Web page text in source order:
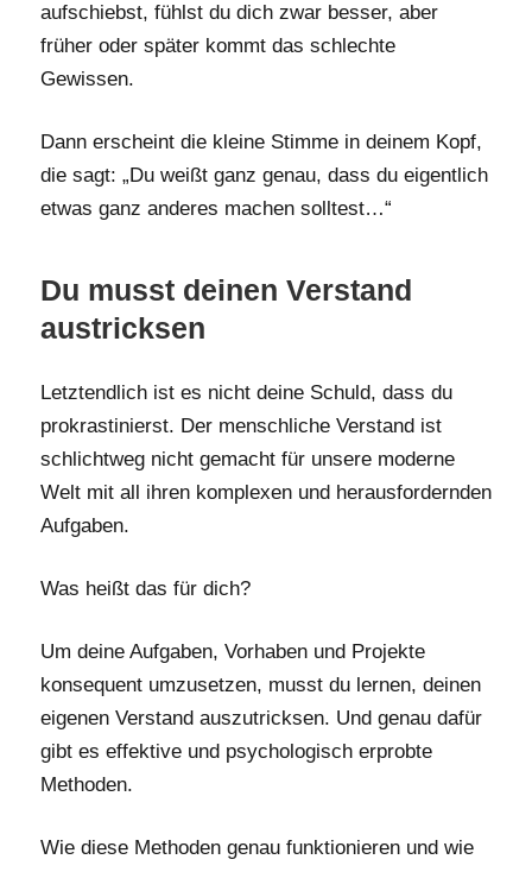
aufschiebst, fühlst du dich zwar besser, aber
früher oder später kommt das schlechte
Gewissen.
Dann erscheint die kleine Stimme in deinem Kopf,
die sagt: „Du weißt ganz genau, dass du eigentlich
etwas ganz anderes machen solltest…“
Du musst deinen Verstand
austricksen
Letztendlich ist es nicht deine Schuld, dass du
prokrastinierst. Der menschliche Verstand ist
schlichtweg nicht gemacht für unsere moderne
Welt mit all ihren komplexen und herausfordernden
Aufgaben.
Was heißt das für dich?
Um deine Aufgaben, Vorhaben und Projekte
konsequent umzusetzen, musst du lernen, deinen
eigenen Verstand auszutricksen. Und genau dafür
gibt es effektive und psychologisch erprobte
Methoden.
Wie diese Methoden genau funktionieren und wie